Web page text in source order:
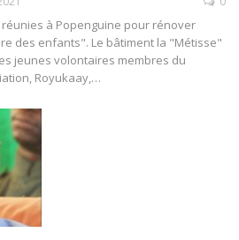
à Popenguine pour rénover
des enfants". Le bâtiment la "Métisse"
jeunes volontaires membres du
Royukaay, …